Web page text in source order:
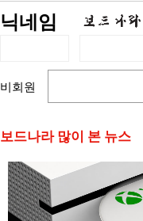
닉네임
비회원
보드나라 많이 본 뉴스